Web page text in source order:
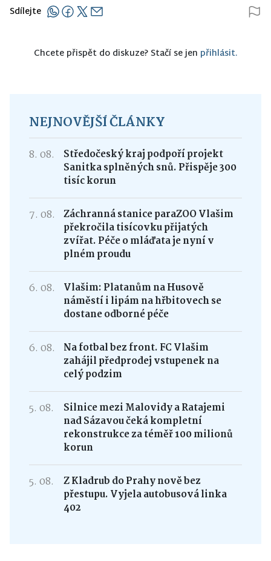
Sdílejte
Chcete přispět do diskuze? Stačí se jen přihlásit.
NEJNOVĚJŠÍ ČLÁNKY
8. 08.
Středočeský kraj podpoří projekt
Sanitka splněných snů. Přispěje 300
tisíc korun
7. 08.
Záchranná stanice paraZOO Vlašim
překročila tisícovku přijatých
zvířat. Péče o mláďata je nyní v
plném proudu
6. 08.
Vlašim: Platanům na Husově
náměstí i lipám na hřbitovech se
dostane odborné péče
6. 08.
Na fotbal bez front. FC Vlašim
zahájil předprodej vstupenek na
celý podzim
5. 08.
Silnice mezi Malovidy a Ratajemi
nad Sázavou čeká kompletní
rekonstrukce za téměř 100 milionů
korun
5. 08.
Z Kladrub do Prahy nově bez
přestupu. Vyjela autobusová linka
402